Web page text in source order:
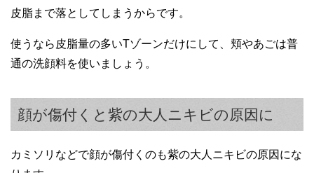
皮脂まで落としてしまうからです。
使うなら皮脂量の多いTゾーンだけにして、頬やあごは普
通の洗顔料を使いましょう。
顔が傷付くと紫の大人ニキビの原因に
カミソリなどで顔が傷付くのも紫の大人ニキビの原因にな